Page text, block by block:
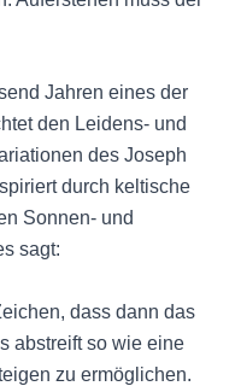
Jahren eines der
den Leidens- und
des Joseph
durch keltische
Sonnen- und
sagt:
dass dann das
abstreift so wie eine
zu ermöglichen.